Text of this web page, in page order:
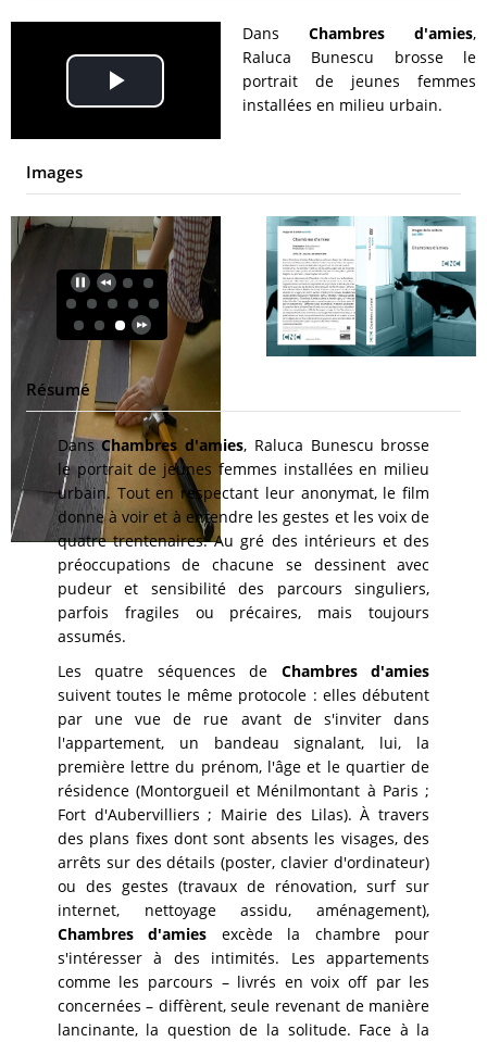
Play
Video
Dans Chambres d'amies,
Raluca Bunescu brosse le
portrait de jeunes femmes
installées en milieu urbain.
Images
Résumé
DansChambres d'amies, Raluca Bunescu brosse
le portrait de jeunes femmes installées en milieu
urbain. Tout en respectant leur anonymat, le film
donne à voir et à entendre les gestes et les voix de
quatre trentenaires. Au gré des intérieurs et des
préoccupations de chacune se dessinent avec
pudeur et sensibilité des parcours singuliers,
parfois fragiles ou précaires, mais toujours
assumés.
Les quatre séquences de Chambres d'amies
suivent toutes le même protocole : elles débutent
par une vue de rue avant de s'inviter dans
l'appartement, un bandeau signalant, lui, la
première lettre du prénom, l'âge et le quartier de
résidence (Montorgueil et Ménilmontant à Paris ;
Fort d'Aubervilliers ; Mairie des Lilas). À travers
des plans fixes dont sont absents les visages, des
arrêts sur des détails (poster, clavier d'ordinateur)
ou des gestes (travaux de rénovation, surf sur
internet, nettoyage assidu, aménagement),
Chambres d'amies excède la chambre pour
s'intéresser à des intimités. Les appartements
comme les parcours – livrés en voix off par les
concernées – diffèrent, seule revenant de manière
lancinante, la question de la solitude. Face à la